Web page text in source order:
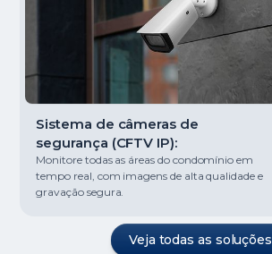
Sistema de câmeras de
segurança (CFTV IP):
Monitore todas as áreas do condomínio em
tempo real, com imagens de alta qualidade e
gravação segura.
Veja todas as soluções